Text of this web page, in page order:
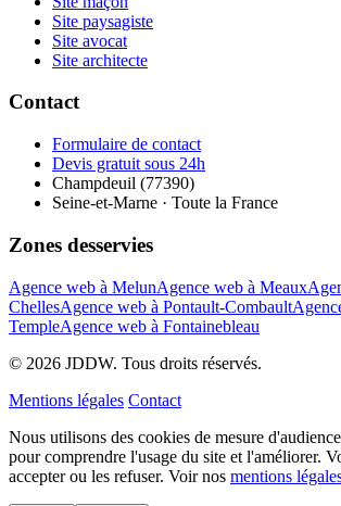
Site paysagiste
Site avocat
Site architecte
Contact
Formulaire de contact
Devis gratuit sous 24h
Champdeuil (77390)
Seine-et-Marne · Toute la France
Zones desservies
Agence web à MelunAgence web à Meaux
ChellesAgence web à Pontault-Combault
TempleAgence web à Fontainebleau
© 2026 JDDW. Tous droits réservés.
Mentions légales Contact
Nous utilisons des cookies de mesure
pour comprendre l'usage du site et l'améliorer.
accepter ou les refuser. Voir nos mentions